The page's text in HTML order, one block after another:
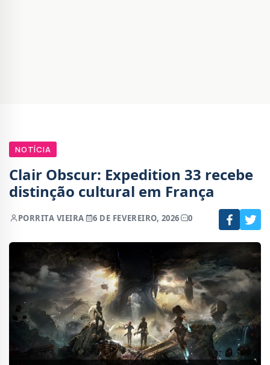
NOTÍCIA
Clair Obscur: Expedition 33 recebe
distinção cultural em França
PORRITA VIEIRA 6 DE FEVEREIRO, 2026 0